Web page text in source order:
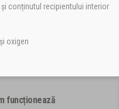
conținutul recipientului interior
oxigen
funcționează